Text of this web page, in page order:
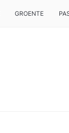
GROENTE